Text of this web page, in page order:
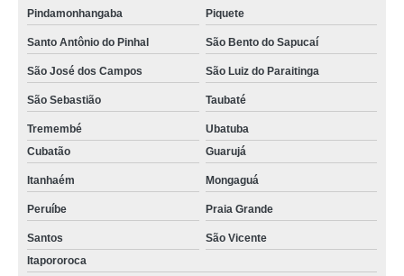
Pindamonhangaba Piquete
Santo Antônio do Pinhal São Bento do Sapucaí
São José dos Campos São Luiz do Paraitinga
São Sebastião Taubaté
Tremembé
Ubatuba
Cubatão
Guarujá
Itanhaém Mongaguá
Peruíbe Praia Grande
Santos
São Vicente
Itapororoca